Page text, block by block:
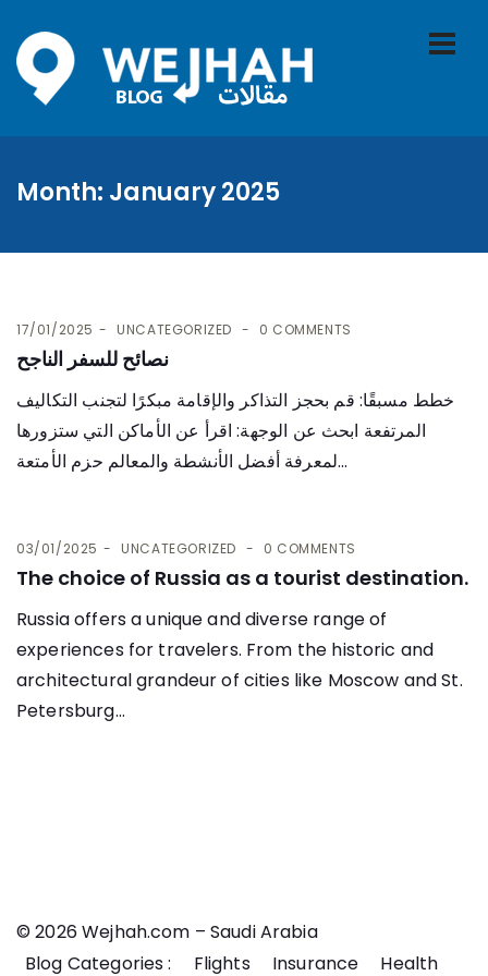
Month: January 2025
17/01/2025 UNCATEGORIZED 0 COMMENTS
نصائح للسفر الناجح
خطط مسبقًا: قم بحجز التذاكر والإقامة مبكرًا لتجنب التكاليف
المرتفعة ابحث عن الوجهة: اقرأ عن الأماكن التي ستزورها
لمعرفة أفضل الأنشطة والمعالم حزم الأمتعة...
03/01/2025 UNCATEGORIZED 0 COMMENTS
The choice of Russia as a tourist destination.
Russia offers a unique and diverse range of
experiences for travelers. From the historic and
architectural grandeur of cities like Moscow and St.
Petersburg...
© 2026 Wejhah.com – Saudi Arabia
Blog Categories :
Flights Insurance Health